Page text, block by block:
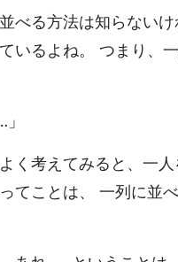
並べる方法は知らない
いるよね。 つまり、
よく考えてみると、一
てことは、 一列に並